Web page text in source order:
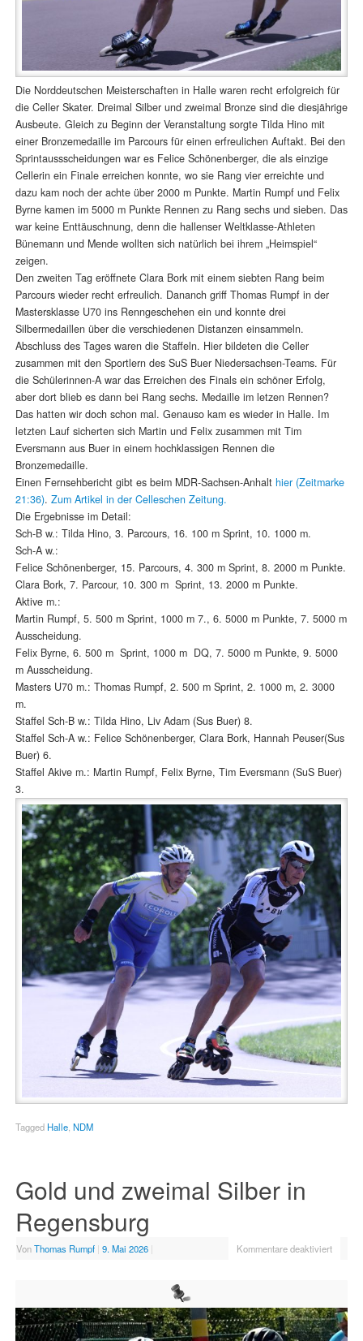
Die Norddeutschen Meisterschaften in Halle waren recht erfolgreich für
die Celler Skater. Dreimal Silber und zweimal Bronze sind die diesjährige
Ausbeute. Gleich zu Beginn der Veranstaltung sorgte Tilda Hino mit
einer Bronzemedaille im Parcours für einen erfreulichen Auftakt. Bei den
Sprintaussscheidungen war es Felice Schönenberger, die als einzige
Cellerin ein Finale erreichen konnte, wo sie Rang vier erreichte und
dazu kam noch der achte über 2000 m Punkte. Martin Rumpf und Felix
Byrne kamen im 5000 m Punkte Rennen zu Rang sechs und sieben. Das
war keine Enttäuschnung, denn die hallenser Weltklasse-Athleten
Bünemann und Mende wollten sich natürlich bei ihrem „Heimspiel“
zeigen.
Den zweiten Tag eröffnete Clara Bork mit einem siebten Rang beim
Parcours wieder recht erfreulich. Dananch griff Thomas Rumpf in der
Mastersklasse U70 ins Renngeschehen ein und konnte drei
Silbermedaillen über die verschiedenen Distanzen einsammeln.
Abschluss des Tages waren die Staffeln. Hier bildeten die Celler
zusammen mit den Sportlern des SuS Buer Niedersachsen-Teams. Für
die Schülerinnen-A war das Erreichen des Finals ein schöner Erfolg,
aber dort blieb es dann bei Rang sechs. Medaille im letzen Rennen?
Das hatten wir doch schon mal. Genauso kam es wieder in Halle. Im
letzten Lauf sicherten sich Martin und Felix zusammen mit Tim
Eversmann aus Buer in einem hochklassigen Rennen die
Bronzemedaille.
Einen Fernsehbericht gibt es beim MDR-Sachsen-Anhalt hier (Zeitmarke
21:36). Zum Artikel in der Celleschen Zeitung.
Die Ergebnisse im Detail:
Sch-B w.: Tilda Hino, 3. Parcours, 16. 100 m Sprint, 10. 1000 m.
Sch-A w.:
Felice Schönenberger, 15. Parcours, 4. 300 m Sprint, 8. 2000 m Punkte.
Clara Bork, 7. Parcour, 10. 300 m Sprint, 13. 2000 m Punkte.
Aktive m.:
Martin Rumpf, 5. 500 m Sprint, 1000 m 7., 6. 5000 m Punkte, 7. 5000 m
Ausscheidung.
Felix Byrne, 6. 500 m Sprint, 1000 m DQ, 7. 5000 m Punkte, 9. 5000
m Ausscheidung.
Masters U70 m.: Thomas Rumpf, 2. 500 m Sprint, 2. 1000 m, 2. 3000
m.
Staffel Sch-B w.: Tilda Hino, Liv Adam (Sus Buer) 8.
Staffel Sch-A w.: Felice Schönenberger, Clara Bork, Hannah Peuser(Sus
Buer) 6.
Staffel Akive m.: Martin Rumpf, Felix Byrne, Tim Eversmann (SuS Buer)
3.
Tagged Halle, NDM
Gold und zweimal Silber in
Regensburg
VonThomas Rumpf | 9. Mai 2026 | Kommentare deaktiviert